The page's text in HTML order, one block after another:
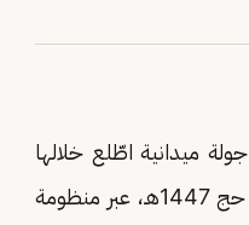
ميدانية اطّلع خلالها
على اكتمال الجاهزية التشغيلية بنسبة 100% لاستقبال ضيوف الرحمن خلال موسم حج 1447هـ، عبر منظومة